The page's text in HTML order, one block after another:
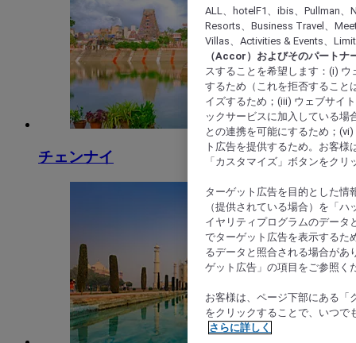
チェンナイ
ALL、hotelF1、ibis、Pullman
Resorts、Business Travel、
Villas、Activities & Events、
（Accor）およびそのパートナ
スすることを希望します：(i)
するため（これを拒否すること
イズするため；(iii) ウェブサイ
ックサービスに加入している場
との連携を可能にするため；
ト広告を提供するため。お客
「カスタマイズ」ボタンをク
ターゲット広告を目的とした情
（提供されている場合）を「
イヤリティプログラムのデータ
でターゲット広告を表示するた
るデータと照合される場合があ
ゲット広告」の項目をご参照く
お客様は、ページ下部にある「
をクリックすることで、いつで
さらに詳しく